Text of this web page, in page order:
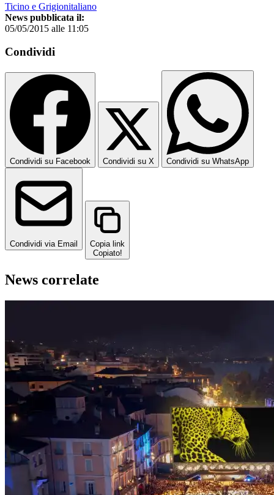
Ticino e Grigionitaliano
News pubblicata il:
05/05/2015 alle 11:05
Condividi
Condividi su Facebook Condividi su X Condividi su WhatsApp
Condividi via Email
Copia link
Copiato!
News correlate